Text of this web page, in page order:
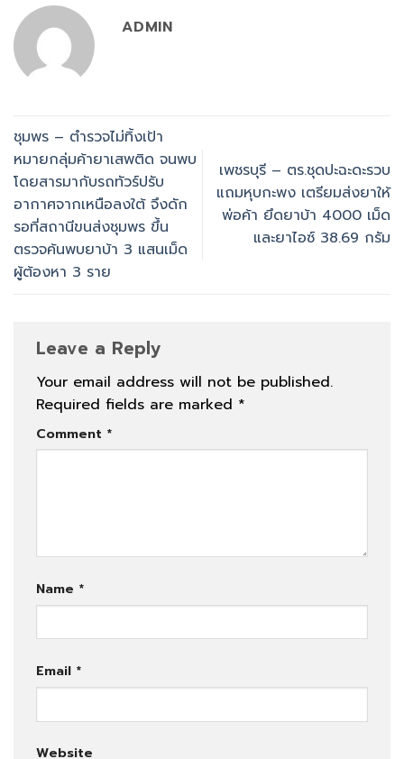
ADMIN
ชุมพร – ตำรวจไม่ทิ้งเป้า
หมายกลุ่มค้ายาเสพติด จนพบ
โดยสารมากับรถทัวร์ปรับ
อากาศจากเหนือลงใต้ จึงดัก
รอที่สถานีขนส่งชุมพร ขึ้น
ตรวจค้นพบยาบ้า 3 แสนเม็ด
ผู้ต้องหา 3 ราย
เพชรบุรี – ตร.ชุดปะฉะดะรวบ
แถมหุบกะพง เตรียมส่งยาให้
พ่อค้า ยึดยาบ้า 4000 เม็ด
และยาไอซ์ 38.69 กรัม
Leave a Reply
Your email address will not be published.
Required fields are marked *
Comment *
Name *
Email *
Website